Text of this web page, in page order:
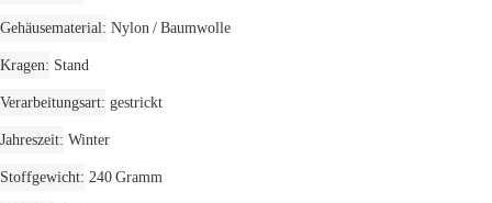
Gehäusematerial Nylon / Baumwolle
Kragen Stand
Verarbeitungsart gestrickt
Jahreszeit Winter
Stoffgewicht 240 Gramm